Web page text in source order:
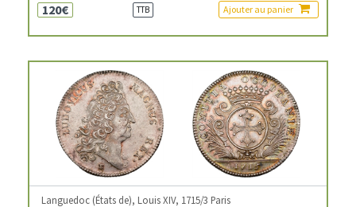
120€ TTB Ajouter au panier
Languedoc (États de), Louis XIV, 1715/3 Paris